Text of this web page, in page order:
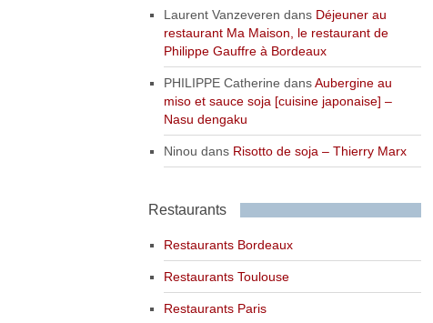
Laurent Vanzeveren dans Déjeuner au
restaurant Ma Maison, le restaurant de
Philippe Gauffre à Bordeaux
PHILIPPE Catherine dansAubergine au
miso et sauce soja [cuisine japonaise] –
Nasu dengaku
Ninou dans Risotto de soja – Thierry Marx
Restaurants
Restaurants Bordeaux
Restaurants Toulouse
Restaurants Paris